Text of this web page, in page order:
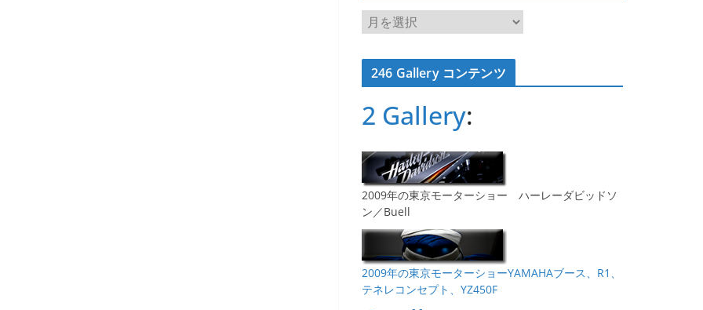
ア
ー
カ
イ246 Gallery コンテンツ
2 Gallery:
2009年の東京モーターショー ハーレーダビッドソ
ン／Buell
2009年の東京モーターショーYAMAHAブース、R1、
テネレコンセプト、YZ450F